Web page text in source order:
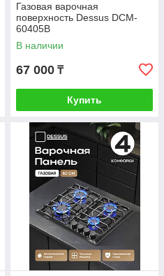
Газовая варочная
поверхность Dessus DCM-
60405B
В наличии
67 000 ₸
Купить